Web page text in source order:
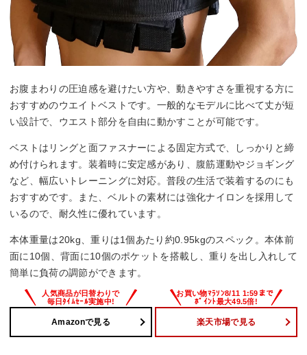
お腹まわりの圧迫感を避けたい方や、動きやすさを重視する方に
おすすめのウエイトベストです。一般的なモデルに比べて丈が短
い設計で、ウエスト部分を自由に動かすことが可能です。
ベストはリングと面ファスナーによる固定方式で、しっかりと締
め付けられます。装着時に安定感があり、腹筋運動やジョギング
など、幅広いトレーニングに対応。普段の生活で装着するのにも
おすすめです。また、ベルトの素材には強化ナイロンを採用して
いるので、耐久性に優れています。
本体重量は20kg、重りは1個あたり約0.95kgのスペック。本体前
面に10個、背面に10個のポケットを搭載し、重りを出し入れして
簡単に負荷の調節ができます。
Amazonで見る 楽天市場で見る